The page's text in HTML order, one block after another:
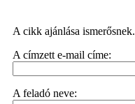
A cikk ajánlása ismerősnek.
A címzett e-mail címe:
A feladó neve: